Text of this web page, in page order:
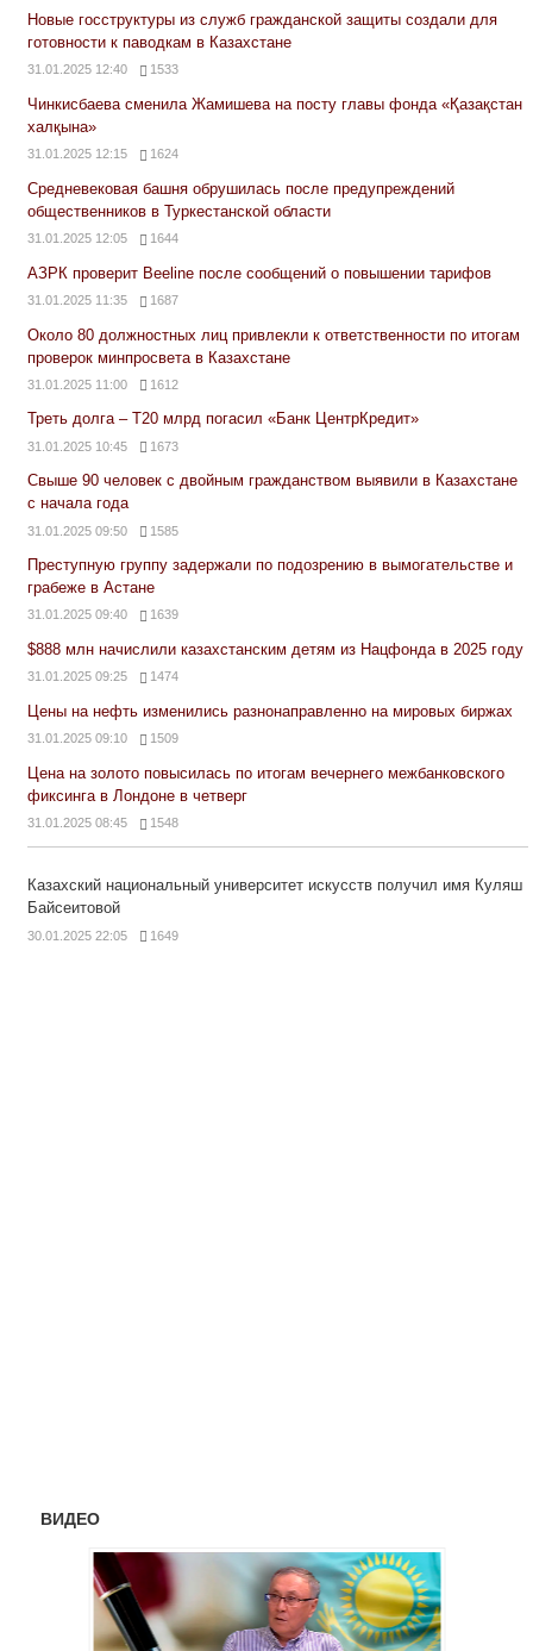
Новые госструктуры из служб гражданской защиты создали для
готовности к паводкам в Казахстане
31.01.2025 12:40 1533
Чинкисбаева сменила Жамишева на посту главы фонда «Қазақстан
халқына»
31.01.2025 12:15 1624
Средневековая башня обрушилась после предупреждений
общественников в Туркестанской области
31.01.2025 12:05 1644
АЗРК проверит Beeline после сообщений о повышении тарифов
31.01.2025 11:35 1687
Около 80 должностных лиц привлекли к ответственности по итогам
проверок минпросвета в Казахстане
31.01.2025 11:00 1612
Треть долга – Т20 млрд погасил «Банк ЦентрКредит»
31.01.2025 10:45 1673
Свыше 90 человек с двойным гражданством выявили в Казахстане
с начала года
31.01.2025 09:50 1585
Преступную группу задержали по подозрению в вымогательстве и
грабеже в Астане
31.01.2025 09:40 1639
$888 млн начислили казахстанским детям из Нацфонда в 2025 году
31.01.2025 09:25 1474
Цены на нефть изменились разнонаправленно на мировых биржах
31.01.2025 09:10 1509
Цена на золото повысилась по итогам вечернего межбанковского
фиксинга в Лондоне в четверг
31.01.2025 08:45 1548
Казахский национальный университет искусств получил имя Куляш
Байсеитовой
30.01.2025 22:05 1649
ВИДЕО